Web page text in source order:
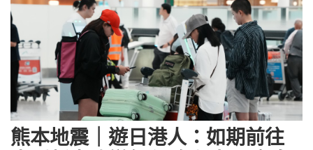
熊本地震｜遊日港人：如期前往